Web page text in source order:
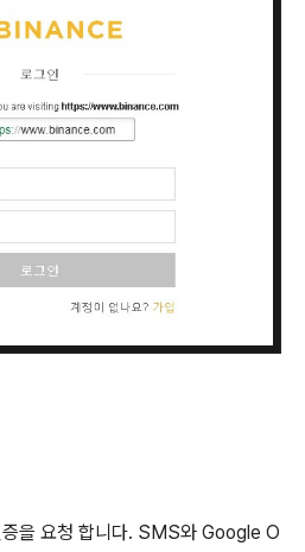
을 요청 합니다. SMS와 Google O